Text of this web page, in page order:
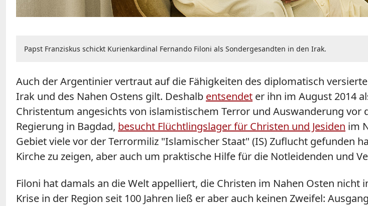
Papst Franziskus schickt Kurienkardinal Fernando Filoni als Sondergesandten in den Irak.
Auch der Argentinier vertraut auf die Fähigkeiten des diplomatisch
Irak und des Nahen Ostens gilt. Deshalb entsendet er ihn im August 2014
Christentum angesichts von islamistischem Terror und Auswanderung
Regierung in Bagdad, besucht Flüchtlingslager für Christen und Jesiden im
Gebiet viele vor der Terrormiliz "Islamischer Staat" (IS) Zuflucht gefunden
Kirche zu zeigen, aber auch um praktische Hilfe für die Notleidenden und
Filoni hat damals an die Welt appelliert, die Christen im Nahen Osten
Krise in der Region seit 100 Jahren ließ er aber auch keinen Zweifel: